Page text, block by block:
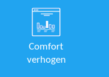
Comfort
verhogen